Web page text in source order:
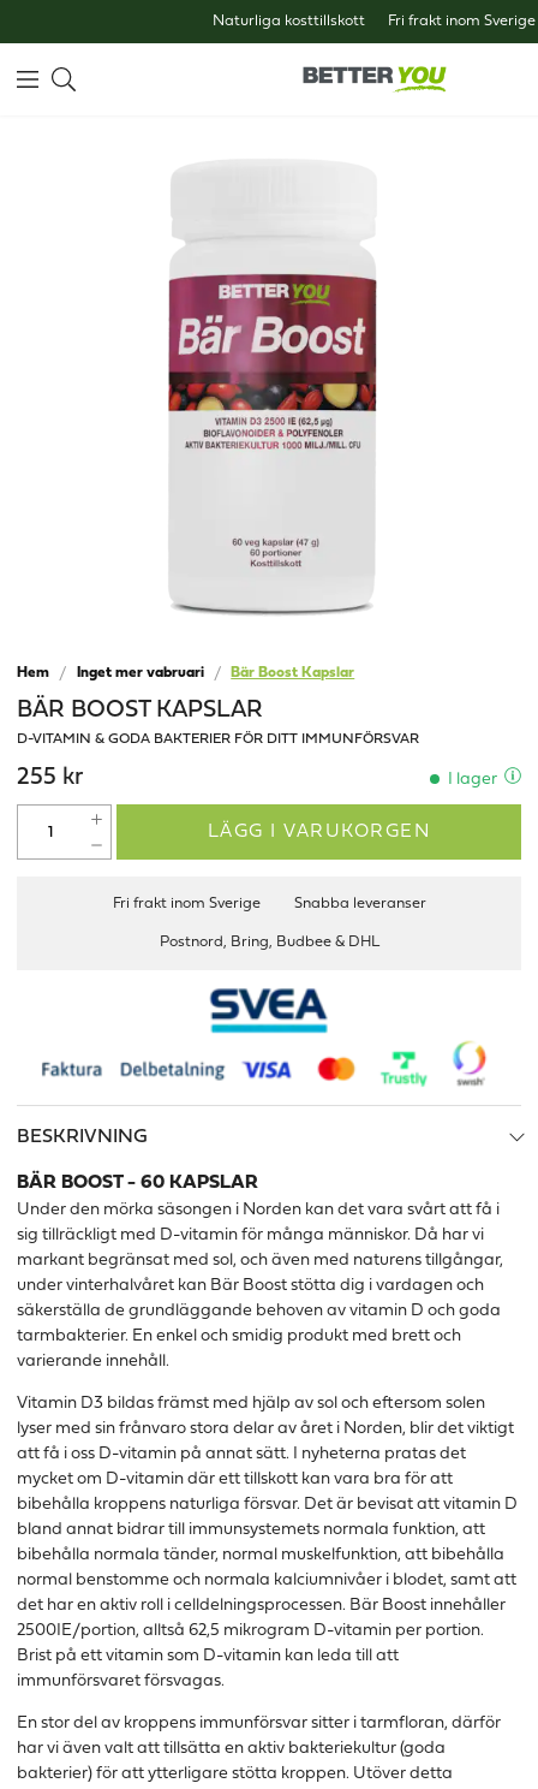
Naturliga kosttillskott Fri frakt inom Sverige
Hem Inget mer vabruari Bär Boost Kapslar
BÄR BOOST KAPSLAR
D-VITAMIN & GODA BAKTERIER FÖR DITT IMMUNFÖRSVAR
255 kr I lager
LÄGG I VARUKORGEN
Fri frakt inom Sverige Snabba leveranser
Postnord, Bring, Budbee & DHL
BESKRIVNING
BÄR BOOST - 60 KAPSLAR
Under den mörka säsongen i Norden kan det vara svårt att få i
sig tillräckligt med D-vitamin för många människor. Då har vi
markant begränsat med sol, och även med naturens tillgångar,
under vinterhalvåret kan Bär Boost stötta dig i vardagen och
säkerställa de grundläggande behoven av vitamin D och goda
tarmbakterier. En enkel och smidig produkt med brett och
varierande innehåll.
Vitamin D3 bildas främst med hjälp av sol och eftersom solen
lyser med sin frånvaro stora delar av året i Norden, blir det viktigt
att få i oss D-vitamin på annat sätt. I nyheterna pratas det
mycket om D-vitamin där ett tillskott kan vara bra för att
bibehålla kroppens naturliga försvar. Det är bevisat att vitamin D
bland annat bidrar till immunsystemets normala funktion, att
bibehålla normala tänder, normal muskelfunktion, att bibehålla
normal benstomme och normala kalciumnivåer i blodet, samt att
det har en aktiv roll i celldelningsprocessen. Bär Boost innehåller
2500IE/portion, alltså 62,5 mikrogram D-vitamin per portion.
Brist på ett vitamin som D-vitamin kan leda till att
immunförsvaret försvagas.
En stor del av kroppens immunförsvar sitter i tarmfloran, därför
har vi även valt att tillsätta en aktiv bakteriekultur (goda
bakterier) för att ytterligare stötta kroppen. Utöver detta